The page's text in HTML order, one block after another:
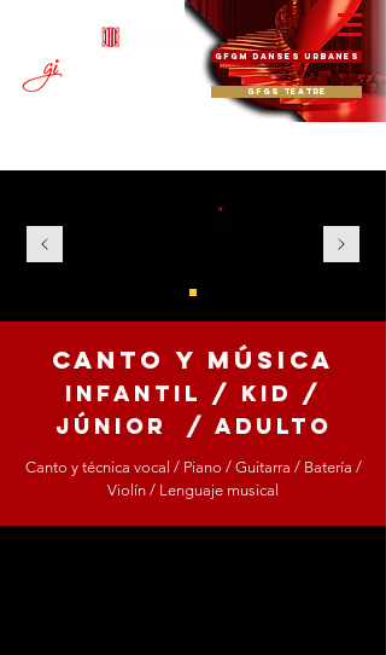
GFGM DANSES URBANES
GFGS TEATRE
CANTO Y MÚSICA
INFANTIL / KID /
JÚNIOR / adulto
Canto y técnica vocal / Piano / Guitarra / Batería /
Violín / Lenguaje musical